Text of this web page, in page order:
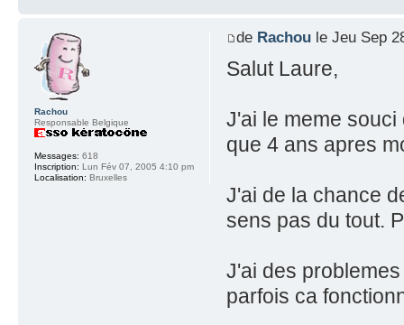
de Rachoule Jeu Sep
Salut Laure,
J'ai le meme
que 4 ans apres
J'ai de la chance
sens pas du tout.
J'ai des
parfois ca
Rachou
Responsable Belgique
Messages: 618
Inscription: Lun Fév 07, 2005 4:10 pm
Localisation: Bruxelles